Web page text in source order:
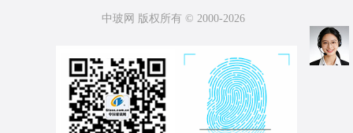
中玻网 版权所有 © 2000-2026